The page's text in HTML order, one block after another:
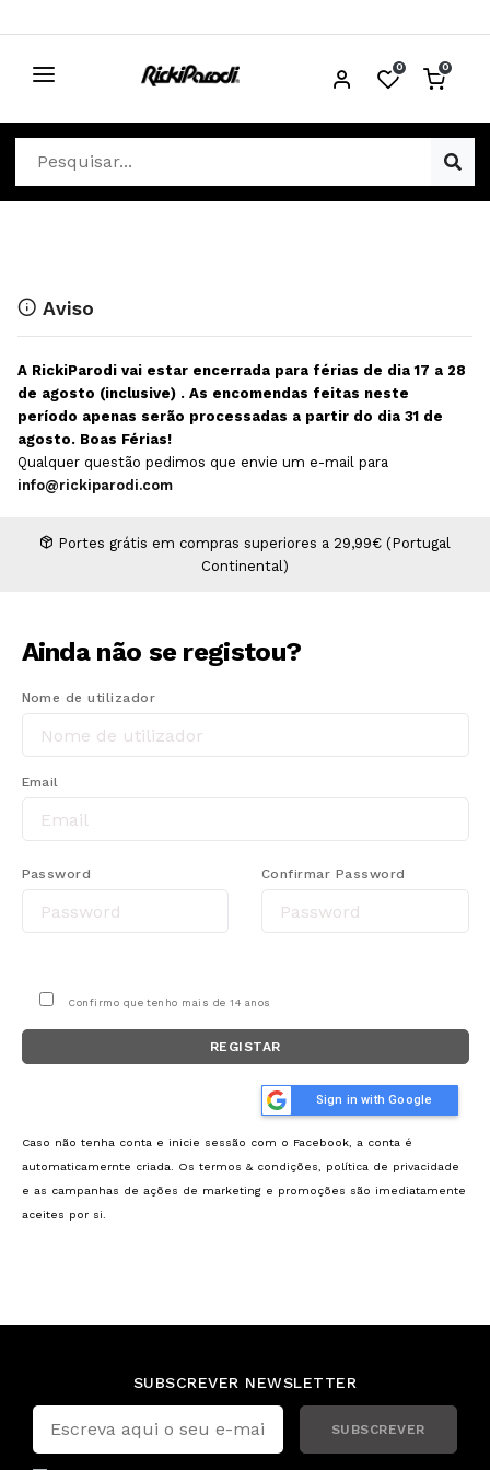
0 0
CABELO
Cosmética Capilar
Equipamentos Elétricos
Escovas e Pente
Extensões
MAN WORLD - Espaço Homem
ROYAL SECRET - Hair Control Plan
Tesouras e Navalhas
Depilação
Descartáveis Estética
Diversos Estética
Equipamentos Depilação
Maquilhagem Profissional
Aviso
A RickiParodi vai estar encerrada para férias de dia 17 a 28
de agosto (inclusive) . As encomendas feitas neste
período apenas serão processadas a partir do dia 31 de
agosto. Boas Férias!
Qualquer questão pedimos que envie um e-mail para
info@rickiparodi.com
Portes grátis em compras superiores a 29,99€ (Portugal
Continental)
Ainda não se registou?
Nome de utilizador
Email
Password Confirmar Password
Confirmo que tenho mais de 14 anos
REGISTAR
Sign in with Google
Caso não tenha conta e inicie sessão com o Facebook, a conta é
automaticamernte criada. Os termos & condições, política de privacidade
e as campanhas de ações de marketing e promoções são imediatamente
aceites por si.
SUBSCREVER NEWSLETTER
SUBSCREVER